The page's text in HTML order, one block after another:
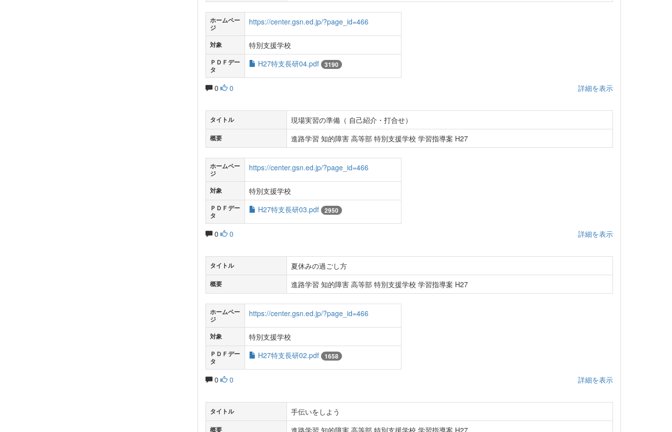
ホームペー
ジ
https://center.gsn.ed.jp/?page_id=466
対象 特別支援学校
ＰＤＦデー
タ
H27特支長研04.pdf 3190
0 0 詳細を表示
タイトル 現場実習の準備（ 自己紹介・打合せ）
概要 進路学習 知的障害 高等部 特別支援学校 学習指導案 H27
ホームペー
ジ
https://center.gsn.ed.jp/?page_id=466
対象 特別支援学校
ＰＤＦデー
タ
H27特支長研03.pdf 2950
0 0 詳細を表示
タイトル 夏休みの過ごし方
概要 進路学習 知的障害 高等部 特別支援学校 学習指導案 H27
ホームペー
ジ
https://center.gsn.ed.jp/?page_id=466
対象 特別支援学校
ＰＤＦデー
タ
H27特支長研02.pdf 1658
0 0 詳細を表示
タイトル 手伝いをしよう
概要 進路学習 知的障害 高等部 特別支援学校 学習指導案 H27